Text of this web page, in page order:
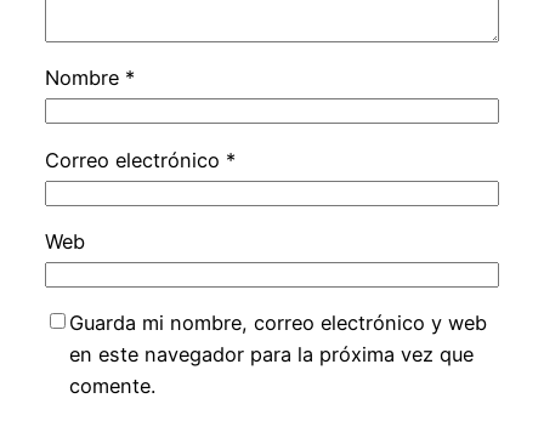
Nombre *
Correo electrónico *
Web
Guarda mi nombre, correo electrónico y web
en este navegador para la próxima vez que
comente.